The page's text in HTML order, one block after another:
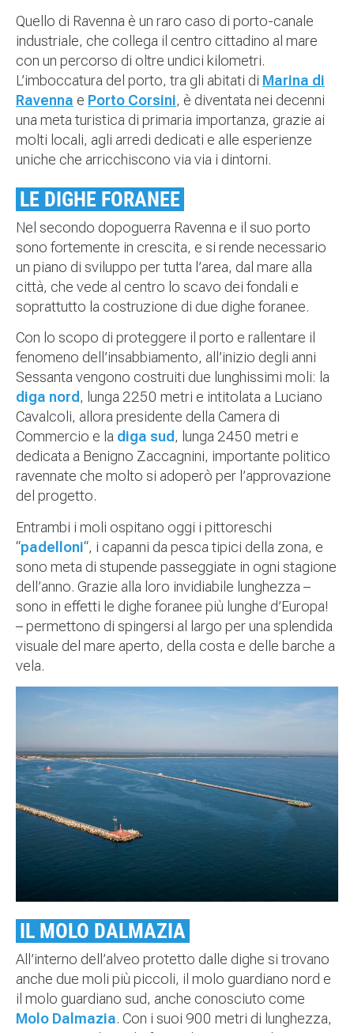
Quello di Ravenna è un raro caso di porto-canale
industriale, che collega il centro cittadino al mare
con un percorso di oltre undici kilometri.
L’imboccatura del porto, tra gli abitati di Marina di
Ravenna e Porto Corsini, è diventata nei decenni
una meta turistica di primaria importanza, grazie ai
molti locali, agli arredi dedicati e alle esperienze
uniche che arricchiscono via via i dintorni.
LE DIGHE FORANEE
Nel secondo dopoguerra Ravenna e il suo porto
sono fortemente in crescita, e si rende necessario
un piano di sviluppo per tutta l’area, dal mare alla
città, che vede al centro lo scavo dei fondali e
soprattutto la costruzione di due dighe foranee.
Con lo scopo di proteggere il porto e rallentare il
fenomeno dell’insabbiamento, all’inizio degli anni
Sessanta vengono costruiti due lunghissimi moli: la
diga nord, lunga 2250 metri e intitolata a Luciano
Cavalcoli, allora presidente della Camera di
Commercio e la diga sud, lunga 2450 metri e
dedicata a Benigno Zaccagnini, importante politico
ravennate che molto si adoperò per l’approvazione
del progetto.
Entrambi i moli ospitano oggi i pittoreschi
“padelloni“, i capanni da pesca tipici della zona, e
sono meta di stupende passeggiate in ogni stagione
dell’anno. Grazie alla loro invidiabile lunghezza –
sono in effetti le dighe foranee più lunghe d’Europa!
– permettono di spingersi al largo per una splendida
visuale del mare aperto, della costa e delle barche a
vela.
IL MOLO DALMAZIA
All’interno dell’alveo protetto dalle dighe si trovano
anche due moli più piccoli, il molo guardiano nord e
il molo guardiano sud, anche conosciuto come
Molo Dalmazia. Con i suoi 900 metri di lunghezza,